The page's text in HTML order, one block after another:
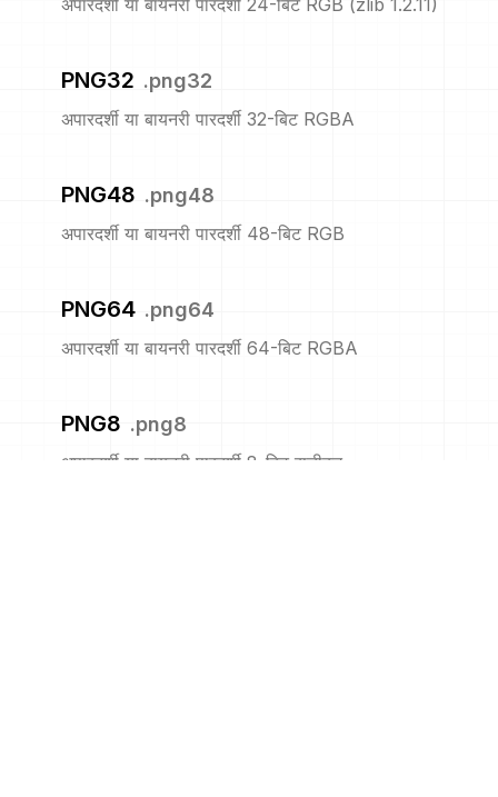
अपारदर्शी या बायनरी पारदर्शी 24-बिट RGB (zlib 1.2.11)
PNG32 .png32
अपारदर्शी या बायनरी पारदर्शी 32-बिट RGBA
PNG48 .png48
अपारदर्शी या बायनरी पारदर्शी 48-बिट RGB
PNG64 .png64
अपारदर्शी या बायनरी पारदर्शी 64-बिट RGBA
PNG8 .png8
अपारदर्शी या बायनरी पारदर्शी 8-बिट सूचीबद्ध